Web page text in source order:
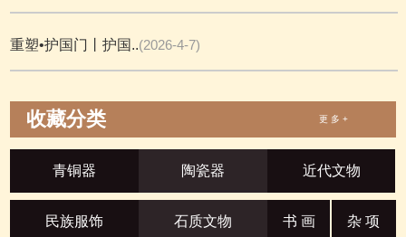
重塑•护国门丨护国..(2026-4-7)
收藏分类 更 多 +
青铜器 陶瓷器 近代文物
民族服饰 石质文物 书 画 杂 项